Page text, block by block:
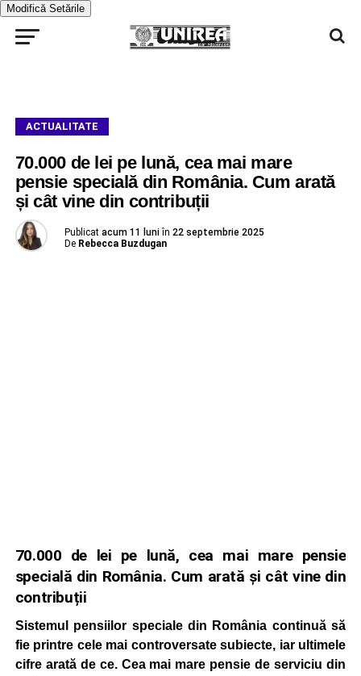
Modifică Setările
ACTUALITATE
70.000 de lei pe lună, cea mai mare
pensie specială din România. Cum arată
și cât vine din contribuții
Publicat acum 11 luni în 22 septembrie 2025
De Rebecca Buzdugan
70.000 de lei pe lună, cea mai mare pensie
specială din România. Cum arată și cât vine din
contribuții
Sistemul pensiilor speciale din România continuă să
fie printre cele mai controversate subiecte, iar ultimele
cifre arată de ce. Cea mai mare pensie de serviciu din